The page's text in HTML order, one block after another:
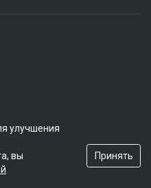
улучшения
вы
Принять